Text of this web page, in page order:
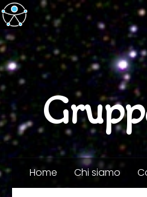
Salta al contenuto
Home Chi siamo